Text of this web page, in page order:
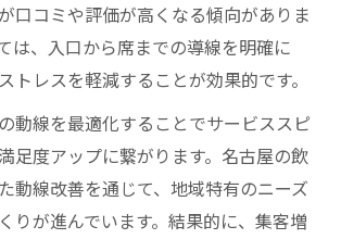
口コミや評価が高くなる傾向がありま
は、入口から席までの導線を明確に
トレスを軽減することが効果的です。
動線を最適化することでサービススピ
足度アップに繋がります。名古屋の飲
動線改善を通じて、地域特有のニーズ
りが進んでいます。結果的に、集客増